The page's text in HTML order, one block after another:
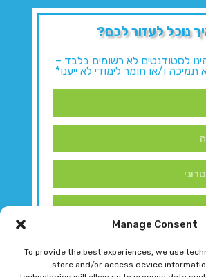
Manage Consent
To provide the best experiences, we use
store and/or access device
נוכל לעזור לכם?
לסטודנטים לא רשומים בלבד –
תמיכה ו/או חומר לימודי לא ייענו*